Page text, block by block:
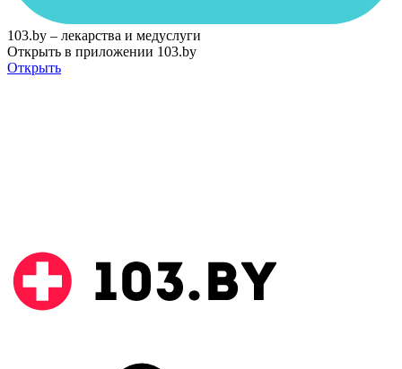
103.by – лекарства и медуслуги
Открыть в приложении 103.by
Открыть